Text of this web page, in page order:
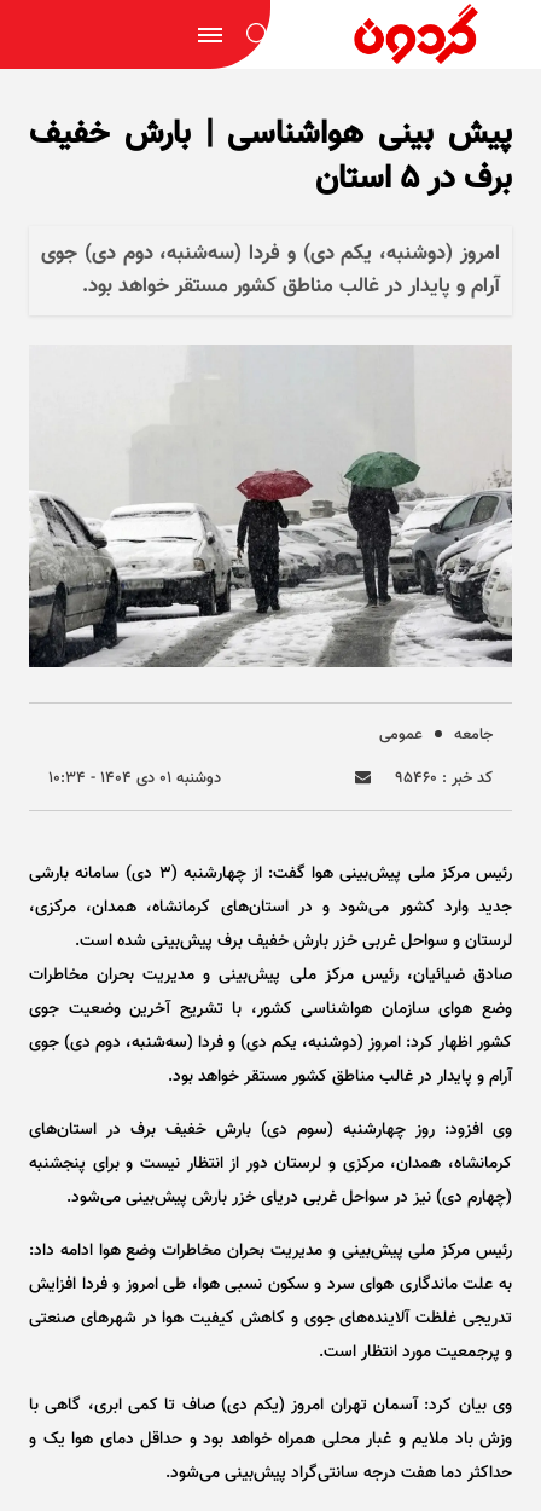
پیش بینی هواشناسی | بارش خفیف
برف در ۵ استان
امروز (دوشنبه، یکم دی) و فردا (سه‌شنبه، دوم دی) جوی
آرام و پایدار در غالب مناطق کشور مستقر خواهد بود.
جامعه
عمومی
کد خبر : ۹۵۴۶۰
دوشنبه ۰۱ دی ۱۴۰۴ - ۱۰:۳۴
رئیس مرکز ملی پیش‌بینی هوا گفت: از چهارشنبه (۳ دی) سامانه بارشی
جدید وارد کشور می‌شود و در استان‌های کرمانشاه، همدان، مرکزی،
لرستان و سواحل غربی خزر بارش خفیف برف پیش‌بینی شده است.
صادق ضیائیان، رئیس مرکز ملی پیش‌بینی و مدیریت بحران مخاطرات
وضع هوای سازمان هواشناسی کشور، با تشریح آخرین وضعیت جوی
کشور اظهار کرد: امروز (دوشنبه، یکم دی) و فردا (سه‌شنبه، دوم دی) جوی
آرام و پایدار در غالب مناطق کشور مستقر خواهد بود.
وی افزود: روز چهارشنبه (سوم دی) بارش خفیف برف در استان‌های
کرمانشاه، همدان، مرکزی و لرستان دور از انتظار نیست و برای پنجشنبه
(چهارم دی) نیز در سواحل غربی دریای خزر بارش پیش‌بینی می‌شود.
رئیس مرکز ملی پیش‌بینی و مدیریت بحران مخاطرات وضع هوا ادامه داد:
به علت ماندگاری هوای سرد و سکون نسبی هوا، طی امروز و فردا افزایش
تدریجی غلظت آلاینده‌های جوی و کاهش کیفیت هوا در شهر‌های صنعتی
و پرجمعیت مورد انتظار است.
وی بیان کرد: آسمان تهران امروز (یکم دی) صاف تا کمی ابری، گاهی با
وزش باد ملایم و غبار محلی همراه خواهد بود و حداقل دمای هوا یک و
حداکثر دما هفت درجه سانتی‌گراد پیش‌بینی می‌شود.